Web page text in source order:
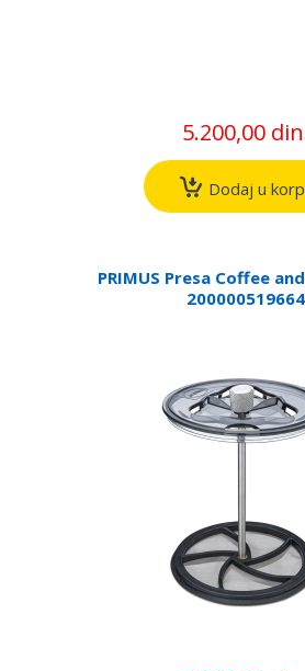
5.200,00
Dodaj u
PRIMUS Presa Coffee
200000519664